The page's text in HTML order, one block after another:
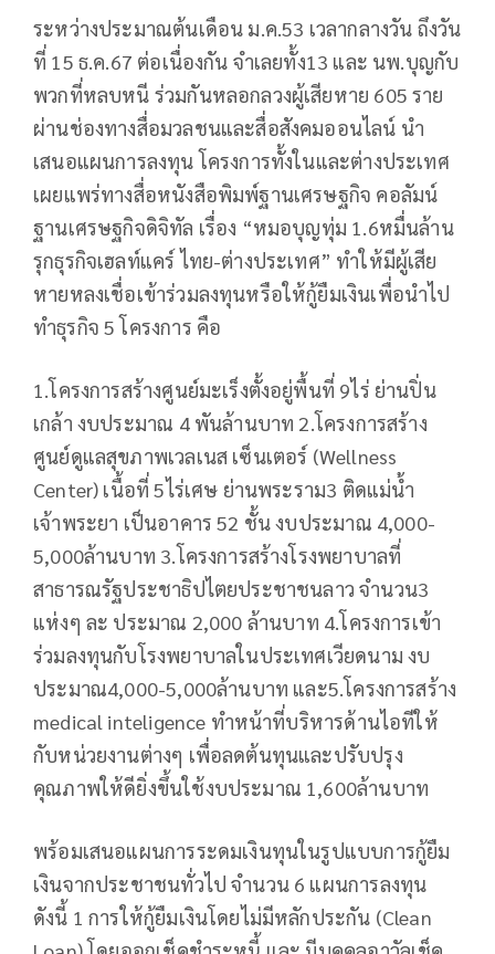
ระหว่างประมาณต้นเดือน ม.ค.53 เวลากลางวัน ถึงวัน
ที่ 15 ธ.ค.67 ต่อเนื่องกัน จำเลยทั้ง13 และ นพ.บุญกับ
พวกที่หลบหนี ร่วมกันหลอกลวงผู้เสียหาย 605 ราย
ผ่านช่องทางสื่อมวลชนและสื่อสังคมออนไลน์ นำ
เสนอแผนการลงทุน โครงการทั้งในและต่างประเทศ
เผยแพร่ทางสื่อหนังสือพิมพ์ฐานเศรษฐกิจ คอลัมน์
ฐานเศรษฐกิจดิจิทัล เรื่อง “หมอบุญทุ่ม 1.6หมื่นล้าน
รุกธุรกิจเฮลท์แคร์ ไทย-ต่างประเทศ” ทำให้มีผู้เสีย
หายหลงเชื่อเข้าร่วมลงทุนหรือให้กู้ยืมเงินเพื่อนำไป
ทำธุรกิจ 5 โครงการ คือ
1.โครงการสร้างศูนย์มะเร็งตั้งอยู่พื้นที่ 9ไร่ ย่านปิ่น
เกล้า งบประมาณ 4 พันล้านบาท 2.โครงการสร้าง
ศูนย์ดูแลสุขภาพเวลเนส เซ็นเตอร์ (Wellness
Center) เนื้อที่ 5ไร่เศษ ย่านพระราม3 ติดแม่น้ำ
เจ้าพระยา เป็นอาคาร 52 ชั้น งบประมาณ 4,000-
5,000ล้านบาท 3.โครงการสร้างโรงพยาบาลที่
สาธารณรัฐประชาธิปไตยประชาชนลาว จำนวน3
แห่งๆ ละ ประมาณ 2,000 ล้านบาท 4.โครงการเข้า
ร่วมลงทุนกับโรงพยาบาลในประเทศเวียดนาม งบ
ประมาณ4,000-5,000ล้านบาท และ5.โครงการสร้าง
medical inteligence ทำหน้าที่บริหารด้านไอทีให้
กับหน่วยงานต่างๆ เพื่อลดต้นทุนและปรับปรุง
คุณภาพให้ดียิ่งขึ้นใช้งบประมาณ 1,600ล้านบาท
พร้อมเสนอแผนการระดมเงินทุนในรูปแบบการกู้ยืม
เงินจากประชาชนทั่วไป จำนวน 6 แผนการลงทุน
ดังนี้ 1 การให้กู้ยืมเงินโดยไม่มีหลักประกัน (Clean